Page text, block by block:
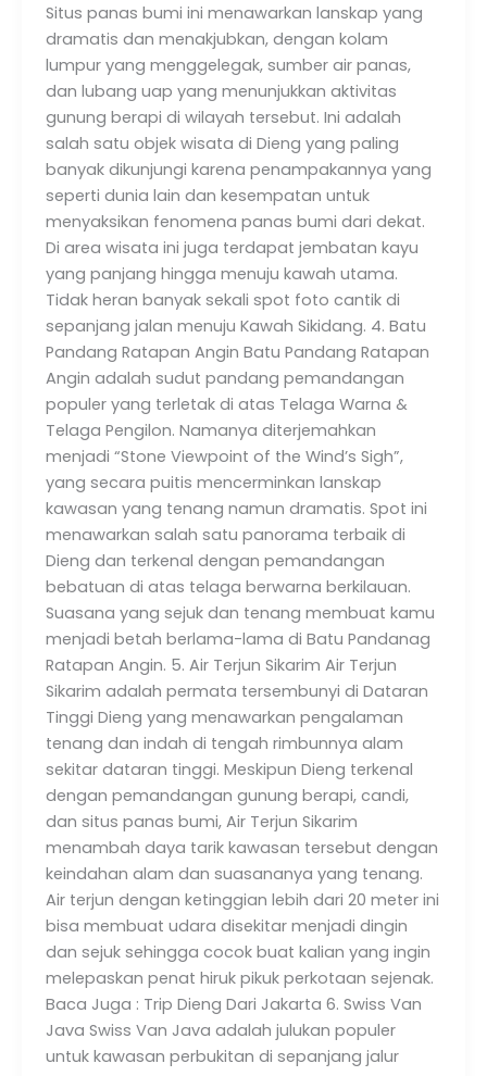
Situs panas bumi ini menawarkan lanskap yang
dramatis dan menakjubkan, dengan kolam
lumpur yang menggelegak, sumber air panas,
dan lubang uap yang menunjukkan aktivitas
gunung berapi di wilayah tersebut. Ini adalah
salah satu objek wisata di Dieng yang paling
banyak dikunjungi karena penampakannya yang
seperti dunia lain dan kesempatan untuk
menyaksikan fenomena panas bumi dari dekat.
Di area wisata ini juga terdapat jembatan kayu
yang panjang hingga menuju kawah utama.
Tidak heran banyak sekali spot foto cantik di
sepanjang jalan menuju Kawah Sikidang. 4. Batu
Pandang Ratapan Angin Batu Pandang Ratapan
Angin adalah sudut pandang pemandangan
populer yang terletak di atas Telaga Warna &
Telaga Pengilon. Namanya diterjemahkan
menjadi “Stone Viewpoint of the Wind’s Sigh”,
yang secara puitis mencerminkan lanskap
kawasan yang tenang namun dramatis. Spot ini
menawarkan salah satu panorama terbaik di
Dieng dan terkenal dengan pemandangan
bebatuan di atas telaga berwarna berkilauan.
Suasana yang sejuk dan tenang membuat kamu
menjadi betah berlama-lama di Batu Pandanag
Ratapan Angin. 5. Air Terjun Sikarim Air Terjun
Sikarim adalah permata tersembunyi di Dataran
Tinggi Dieng yang menawarkan pengalaman
tenang dan indah di tengah rimbunnya alam
sekitar dataran tinggi. Meskipun Dieng terkenal
dengan pemandangan gunung berapi, candi,
dan situs panas bumi, Air Terjun Sikarim
menambah daya tarik kawasan tersebut dengan
keindahan alam dan suasananya yang tenang.
Air terjun dengan ketinggian lebih dari 20 meter ini
bisa membuat udara disekitar menjadi dingin
dan sejuk sehingga cocok buat kalian yang ingin
melepaskan penat hiruk pikuk perkotaan sejenak.
Baca Juga : Trip Dieng Dari Jakarta 6. Swiss Van
Java Swiss Van Java adalah julukan populer
untuk kawasan perbukitan di sepanjang jalur